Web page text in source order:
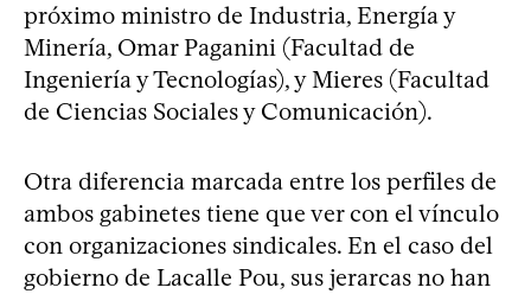
próximo ministro de Industria, Energía y
Minería, Omar Paganini (Facultad de
Ingeniería y Tecnologías), y Mieres (Facultad
de Ciencias Sociales y Comunicación).
Otra diferencia marcada entre los perfiles de
ambos gabinetes tiene que ver con el vínculo
con organizaciones sindicales. En el caso del
gobierno de Lacalle Pou, sus jerarcas no han